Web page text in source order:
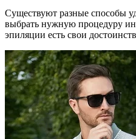
Существуют разные способы
выбрать нужную процедуру
эпиляции есть свои